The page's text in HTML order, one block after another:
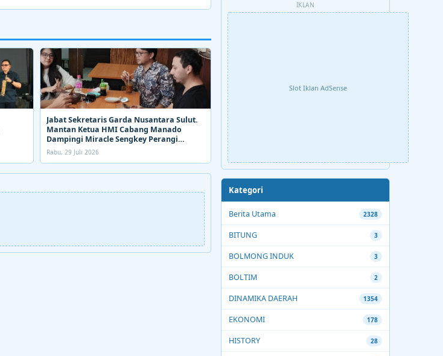
Jabat Sekretaris Garda Nusantara Sulut.
Mantan Ketua HMI Cabang Manado
Dampingi Miracle Sengkey Perangi
Narkoba
Rabu, 29 Juli 2026
IKLAN
Slot Iklan AdSense
Kategori
Berita Utama 2328
BITUNG 3
BOLMONG INDUK 3
BOLTIM 2
DINAMIKA DAERAH 1354
EKONOMI 178
HISTORY 28